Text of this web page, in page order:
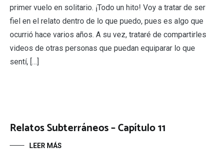
primer vuelo en solitario. ¡Todo un hito! Voy a tratar de ser
fiel en el relato dentro de lo que puedo, pues es algo que
ocurrió hace varios años. A su vez, trataré de compartirles
videos de otras personas que puedan equiparar lo que
sentí, […]
Relatos Subterráneos – Capítulo 11
LEER MÁS